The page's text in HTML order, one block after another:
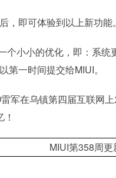
，即可体验到以上新功能。
个小小的优化，即：系
第一时间提交给MIUI。
军在乌镇第四届互联网